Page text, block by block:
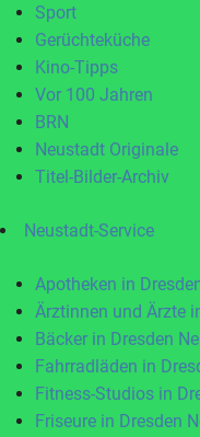
Sport
Gerüchteküche
Kino-Tipps
Vor 100 Jahren
BRN
Neustadt Originale
Titel-Bilder-Archiv
Neustadt-Service
Apotheken in
Ärztinnen und Ärzte
Bäcker in Dresden
Fahrradläden in
Fitness-Studios in
Friseure in Dresden